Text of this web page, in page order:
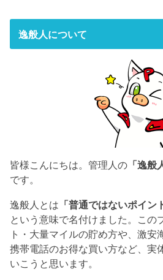
逸般人について
皆様こんにちは。管理人の 「逸般
です。
逸般人とは 「普通ではないポイン
という意味で名付けました。この
ト・大量マイルの貯め方や、激安
携帯電話のお得な買い方など、実
いこうと思います。